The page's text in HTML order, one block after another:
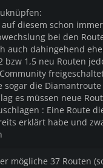
auf diesem schon
bei den
auch dahingehend
bzw 1,5 neu Routen
sogar die
es müssen neue
: Eine Route
erklärt habe und
mögliche 37 Routen